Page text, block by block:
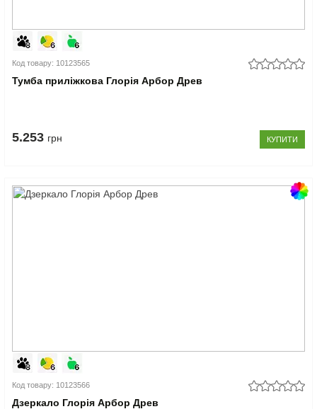
Код товару: 10123565
Тумба приліжкова Глорія Арбор Древ
5.253 грн КУПИТИ
Код товару: 10123566
Дзеркало Глорія Арбор Древ